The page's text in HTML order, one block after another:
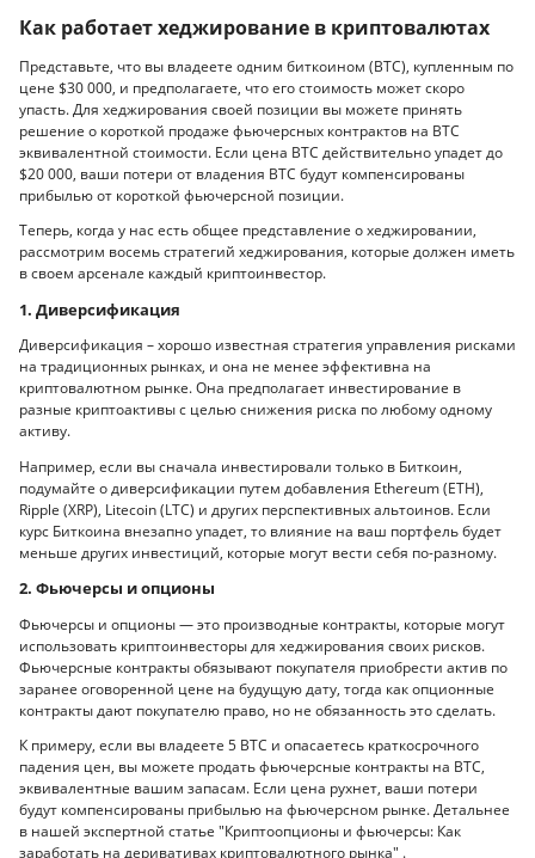
Как работает хеджирование в криптовалютах
Представьте, что вы владеете одним биткоином (BTC), купленным по
цене $30 000, и предполагаете, что его стоимость может скоро
упасть. Для хеджирования своей позиции вы можете принять
решение о короткой продаже фьючерсных контрактов на BTC
эквивалентной стоимости. Если цена BTC действительно упадет до
$20 000, ваши потери от владения BTC будут компенсированы
прибылью от короткой фьючерсной позиции.
Теперь, когда у нас есть общее представление о хеджировании,
рассмотрим восемь стратегий хеджирования, которые должен иметь
в своем арсенале каждый криптоинвестор.
1. Диверсификация
Диверсификация – хорошо известная стратегия управления рисками
на традиционных рынках, и она не менее эффективна на
криптовалютном рынке. Она предполагает инвестирование в
разные криптоактивы с целью снижения риска по любому одному
активу.
Например, если вы сначала инвестировали только в Биткоин,
подумайте о диверсификации путем добавления Ethereum (ETH),
Ripple (XRP), Litecoin (LTC) и других перспективных альтоинов. Если
курс Биткоина внезапно упадет, то влияние на ваш портфель будет
меньше других инвестиций, которые могут вести себя по-разному.
2. Фьючерсы и опционы
Фьючерсы и опционы — это производные контракты, которые могут
использовать криптоинвесторы для хеджирования своих рисков.
Фьючерсные контракты обязывают покупателя приобрести актив по
заранее оговоренной цене на будущую дату, тогда как опционные
контракты дают покупателю право, но не обязанность это сделать.
К примеру, если вы владеете 5 BTC и опасаетесь краткосрочного
падения цен, вы можете продать фьючерсные контракты на BTC,
эквивалентные вашим запасам. Если цена рухнет, ваши потери
будут компенсированы прибылью на фьючерсном рынке. Детальнее
в нашей экспертной статье "Криптоопционы и фьючерсы: Как
заработать на деривативах криптовалютного рынка" .